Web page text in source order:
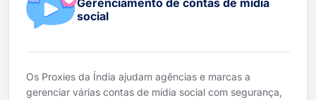
social
Os Proxies da Índia ajudam agências e marcas a
gerenciar várias contas de mídia social com segurança,